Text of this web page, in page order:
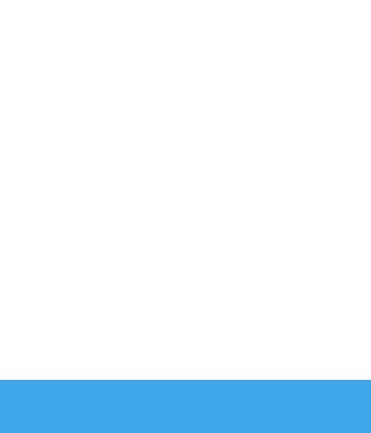
22:20:Gazprom: Produžen ugovor o isporuci ruskog gasa